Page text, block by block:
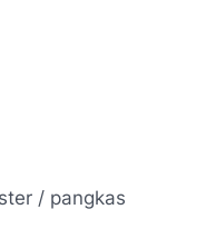
/ pangkas